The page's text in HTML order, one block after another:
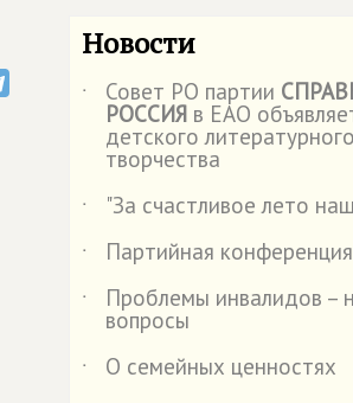
Новости
˙ Совет РО партии
РОССИЯ в ЕАО
детского литературного
творчества
˙
"За счастливое лето
˙
Партийная
˙
Проблемы инвалидов –
вопросы
˙
О семейных ценностях